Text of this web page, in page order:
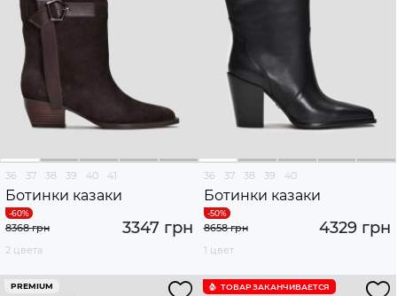
36 37 38 39 40 41
Ботинки казаки
3347 грн
8368 грн
2 цвета
36 37 38 39 40
Ботинки казаки
4329 грн
8658 грн
1 цвет
PREMIUM ТОВАР ЗАКАНЧИВАЕТСЯ